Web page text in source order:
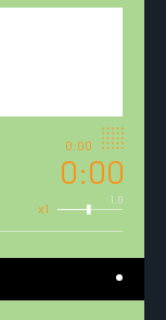
0:00
0:00
1.0
x1